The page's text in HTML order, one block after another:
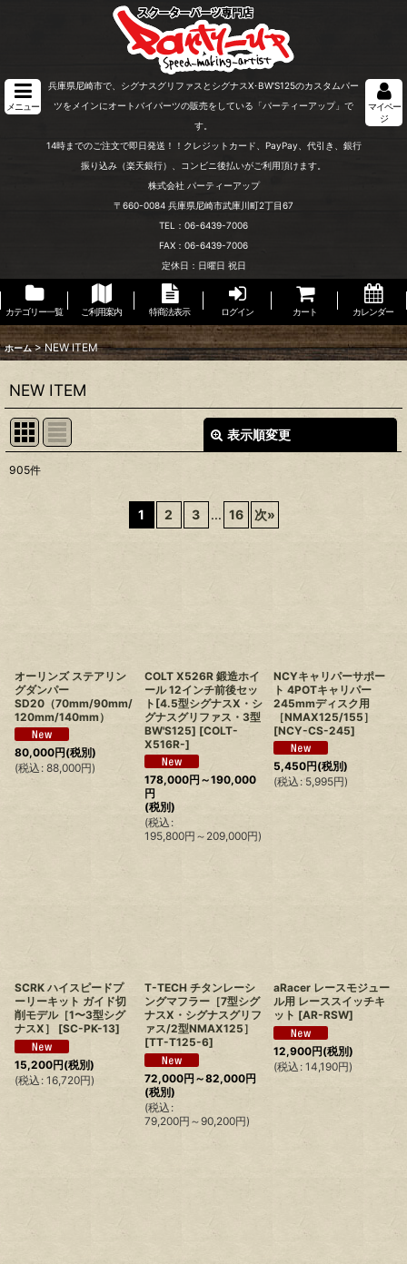
メニュー
兵庫県尼崎市で、シグナスグリファスとシグナスX･BW'S125のカスタムパー
ツをメインにオートバイパーツの販売をしている「パーティーアップ」で
す。
14時までのご注文で即日発送！！クレジットカード、PayPay、代引き、銀行
振り込み（楽天銀行）、コンビニ後払いがご利用頂けます。
株式会社 パーティーアップ
〒660-0084 兵庫県尼崎市武庫川町2丁目67
TEL：06-6439-7006
FAX：06-6439-7006
定休日：日曜日 祝日
マイペー
ジ
カテゴリー一覧 ご利用案内 特商法表示 ログイン カート カレンダー
ホーム > NEW ITEM
NEW ITEM
表示順変更
905件
1 2 3 ... 16 次»
オーリンズ ステアリン
グダンパー
SD20（70mm/90mm/
120mm/140mm）
80,000円(税別)
(税込 : 88,000円)
COLT X526R 鍛造ホイ
ール 12インチ前後セッ
ト[4.5型シグナスX・シ
グナスグリファス・3型
BW'S125] [COLT-
X516R-]
178,000円 ～190,000
円
(税別)
(税込 :
195,800円 ～209,000円)
NCYキャリパーサポー
ト 4POTキャリパー
245mmディスク用
［NMAX125/155］
[NCY-CS-245]
5,450円(税別)
(税込 : 5,995円)
SCRK ハイスピードプ
ーリーキット ガイド切
削モデル［1〜3型シグ
ナスX］
[SC-PK-13]
15,200円(税別)
(税込 : 16,720円)
T-TECH チタンレーシ
ングマフラー［7型シグ
ナスX・シグナスグリフ
ァス/2型NMAX125］
[TT-T125-6]
72,000円 ～82,000円
(税別)
(税込 :
79,200円 ～90,200円)
aRacer レースモジュー
ル用 レーススイッチキ
ット [AR-RSW]
12,900円(税別)
(税込 : 14,190円)